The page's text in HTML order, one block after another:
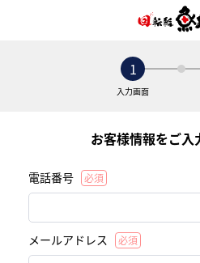
1
入力画面
お客様情報をご入
電話番号 必須
メールアドレス 必須